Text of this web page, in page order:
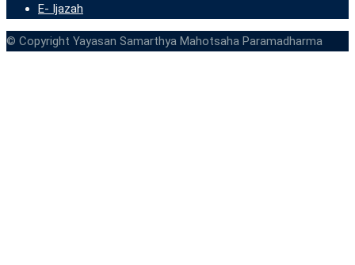
E- Ijazah
© Copyright Yayasan Samarthya Mahotsaha Paramadharma